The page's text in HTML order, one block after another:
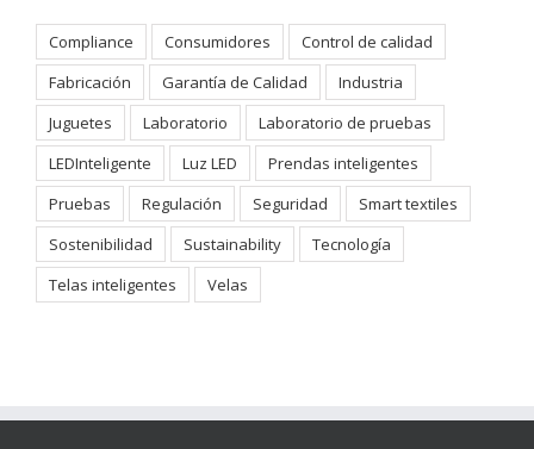
Compliance Consumidores
Control de calidad
Fabricación
Garantía de Calidad
Industria
Juguetes
Laboratorio
Laboratorio de pruebas
LEDInteligente
Luz LED
Prendas inteligentes
Pruebas
Regulación Seguridad
Smart textiles
Sostenibilidad
Sustainability
Tecnología
Telas inteligentes
Velas